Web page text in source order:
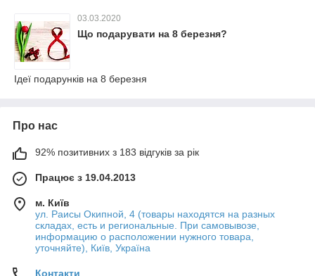
03.03.2020
Що подарувати на 8 березня?
Ідеї подарунків на 8 березня
Про нас
92% позитивних з 183 відгуків за рік
Працює з 19.04.2013
м. Київ
ул. Раисы Окипной, 4 (товары находятся на разных
складах, есть и региональные. При самовывозе,
информацию о расположении нужного товара,
уточняйте), Київ, Україна
Контакти